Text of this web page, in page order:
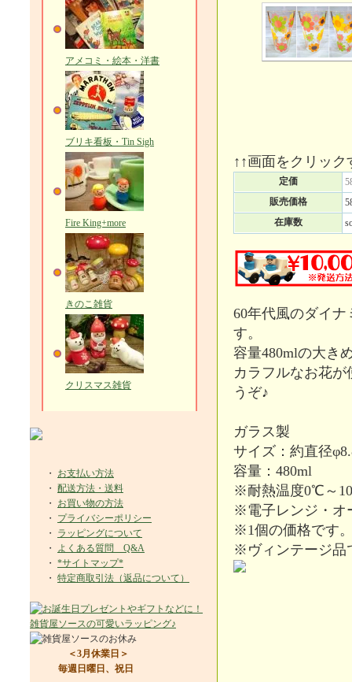
アメコミ・絵本・洋書
ブリキ看板・Tin Sigh
Fire King+more
きのこ雑貨
クリスマス雑貨
・ お支払い方法
・ 配送方法・送料
・ お買い物の方法
・ プライバシーポリシー
・ ラッピングについて
・ よくある質問 Q&A
・ *サイトマップ*
・ 特定商取引法（返品について）
＜3月休業日＞
毎週日曜日、祝日
↑↑画面をクリッ
定価
販売価格
在庫数
60年代風のダイ
す。
容量480mlの大き
カラフルなお花
うぞ♪
ガラス製
サイズ：約直径
容量：480ml
※耐熱温度0℃～
※電子レンジ・オ
※1個の価格です
※ヴィンテージ品